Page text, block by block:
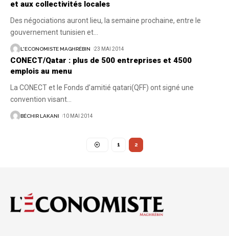
et aux collectivités locales
Des négociations auront lieu, la semaine prochaine, entre le
gouvernement tunisien et
L'ECONOMISTE MAGHRÉBIN 23 MAI 2014
CONECT/Qatar : plus de 500 entreprises et 4500
emplois au menu
La CONECT et le Fonds d’amitié qatari(QFF) ont signé une
convention visant
BÉCHIR LAKANI 10 MAI 2014
1 2